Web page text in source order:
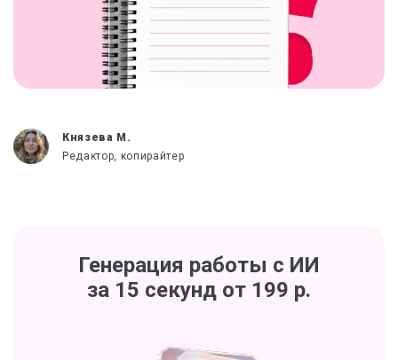
Князева М.
Редактор, копирайтер
Генерация работы с ИИ
за 15 секунд от 199 р.